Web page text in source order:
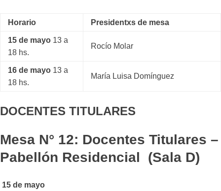
Horario Presidentxs de mesa
15 de mayo 13 a
18 hs.
Rocío Molar
16 de mayo 13 a
18 hs.
María Luisa Domínguez
DOCENTES TITULARES
Mesa N° 12: Docentes Titulares –
Pabellón Residencial (Sala D)
15 de mayo